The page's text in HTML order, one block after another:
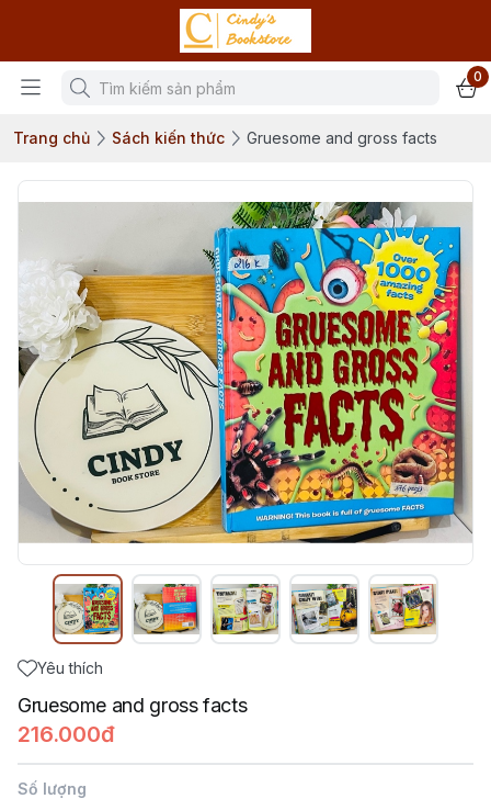
0
Trang chủ Sách kiến thức Gruesome and gross facts
Yêu thích
Gruesome and gross facts
216.000đ
Số lượng